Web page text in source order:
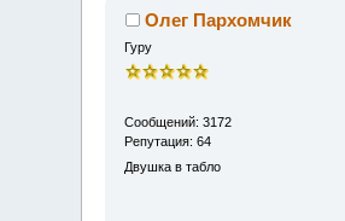
Олег Пархомчик
Гуру
Сообщений: 3172
Репутация: 64
Двушка в табло